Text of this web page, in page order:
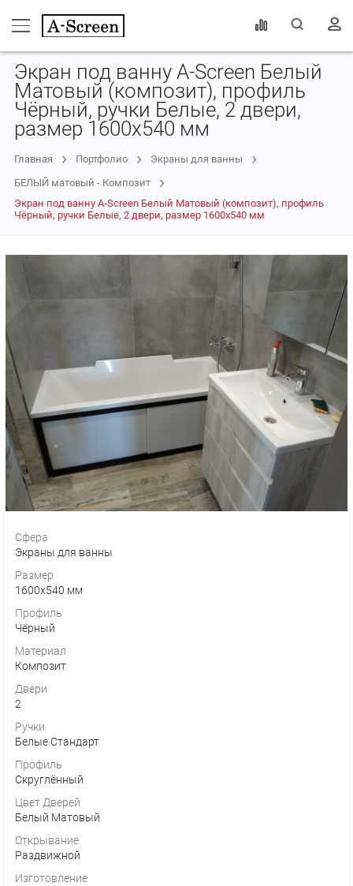
Экран под ванну A-Screen Белый
Матовый (композит), профиль
Чёрный, ручки Белые, 2 двери,
размер 1600х540 мм
Главная Портфолио
Экраны для ванны
БЕЛЫЙ матовый - Композит
Экран под ванну A-Screen Белый Матовый (композит), профиль
Чёрный, ручки Белые, 2 двери, размер 1600х540 мм
Сфера
Экраны для ванны
Размер
1600х540 мм
Профиль
Чёрный
Материал
Композит
Двери
2
Ручки
Белые Стандарт
Профиль
Скруглённый
Цвет Дверей
Белый Матовый
Открывание
Раздвижной
Изготовление